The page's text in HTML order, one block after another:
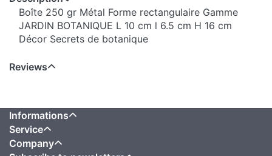
Boîte 250 gr Métal Forme rectangulaire Gamme
JARDIN BOTANIQUE L 10 cm l 6.5 cm H 16 cm
Décor Secrets de botanique
Reviews
Informations
Service
Company